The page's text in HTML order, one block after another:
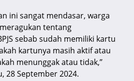
ini sangat mendasar, warga
tentang
sebab sudah memiliki kartu
kartunya masih aktif atau
menunggak atau tidak,”
28 September 2024.